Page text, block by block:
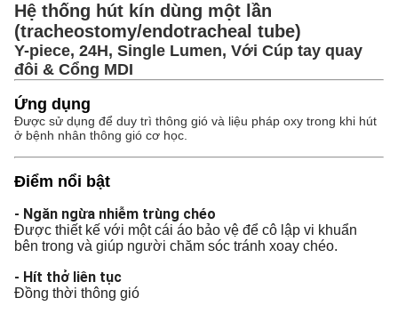
Hệ thống hút kín dùng một lần
(tracheostomy/endotracheal tube)
Y-piece, 24H, Single Lumen, Với Cúp tay quay
đôi & Cổng MDI
Ứng dụng
Được sử dụng để duy trì thông gió và liệu pháp oxy trong khi hút
ở bệnh nhân thông gió cơ học.
Điểm nổi bật
- Ngăn ngừa nhiễm trùng chéo
Được thiết kế với một cái áo bảo vệ để cô lập vi khuẩn
bên trong và giúp người chăm sóc tránh xoay chéo.
- Hít thở liên tục
Đồng thời thông gió